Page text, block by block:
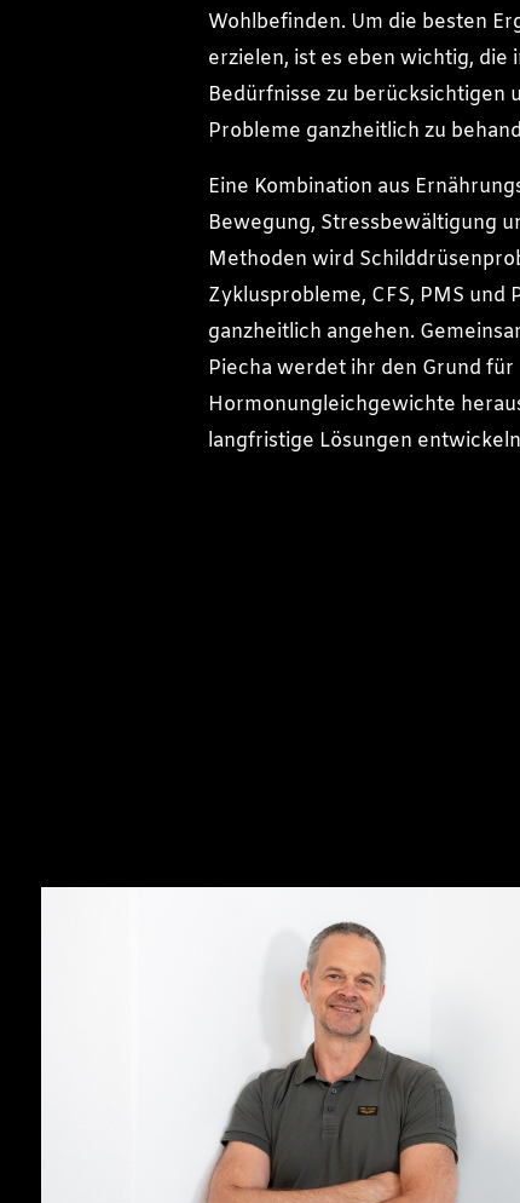
Wohlbefinden. Um die besten
erzielen, ist es eben wichtig, die
Bedürfnisse zu berücksichtigen
Probleme ganzheitlich zu
Eine Kombination aus
Bewegung, Stressbewältigung
Methoden wird
Zyklusprobleme, CFS, PMS und
ganzheitlich angehen.
Piecha werdet ihr den Grund für
Hormonungleichgewichte
langfristige Lösungen